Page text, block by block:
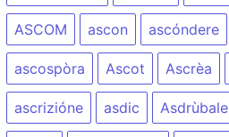
ASCOM ascon ascóndere
ascospòra Ascot Ascrèa
ascrizióne asdic Asdrùbale